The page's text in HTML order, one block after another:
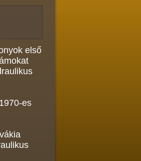
első
es